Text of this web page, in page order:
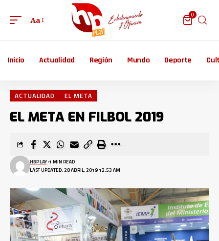
Aa
0
Inicio Actualidad Región Mundo Deporte
ACTUALIDAD EL META
EL META EN FILBOL 2019
LAST UPDATED: 28 ABRIL, 2019 12:53 AM
HBPLAY 1 MIN READ